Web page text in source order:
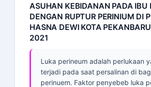
ASUHAN KEBIDANAN PADA IBU
DENGAN RUPTUR PERINIUM DI
HASNA DEWI KOTA
2021
Luka perineum adalah perlukaan
terjadi pada saat persalinan di
perinuem. Faktor penyebeb luka